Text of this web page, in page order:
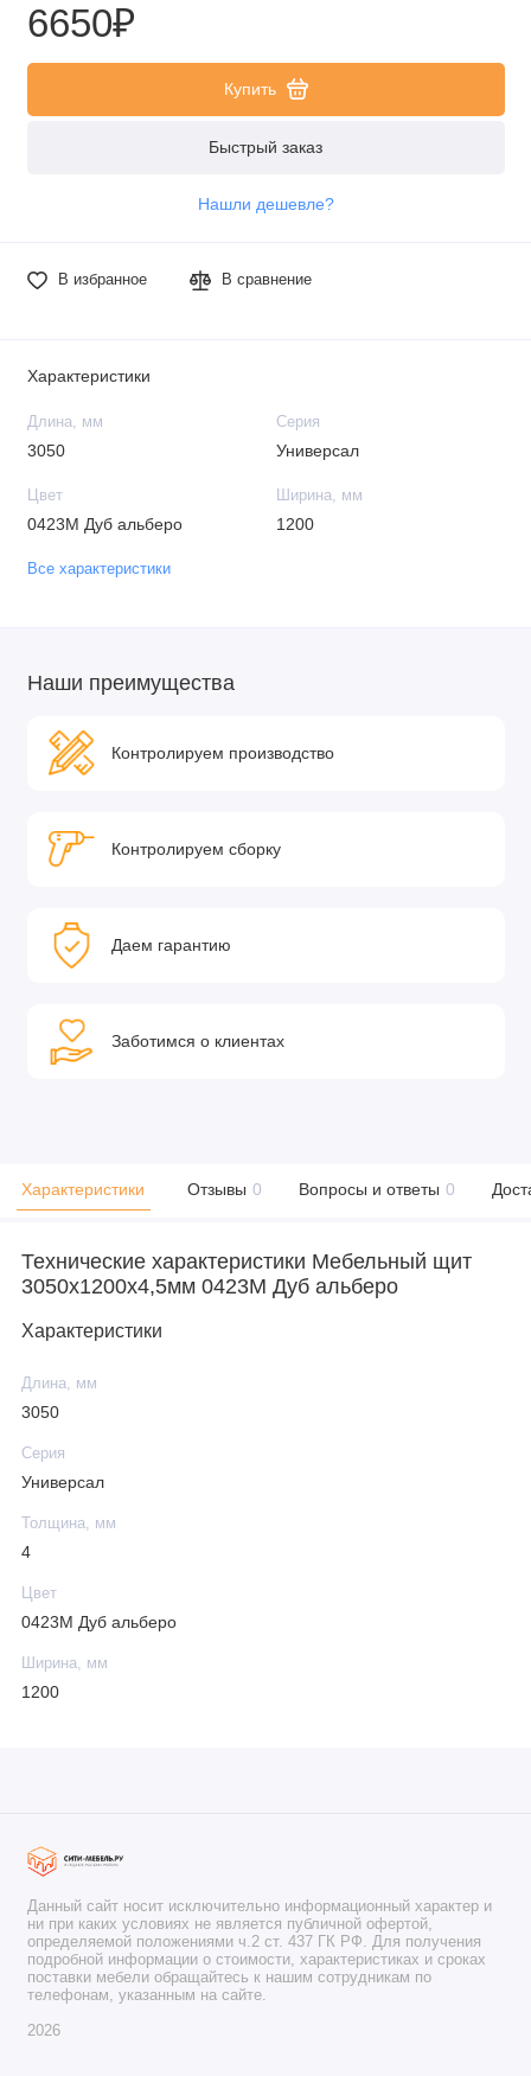
6650₽
Купить
Быстрый заказ
Нашли дешевле?
В избранное В сравнение
Характеристики
Длина, мм
3050
Серия
Универсал
Цвет
0423М Дуб альберо
Ширина, мм
1200
Все характеристики
Наши преимущества
Контролируем производство
Контролируем сборку
Даем гарантию
Заботимся о клиентах
Характеристики Отзывы 0 Вопросы и ответы 0
Технические характеристики Мебельный щит
3050х1200х4,5мм 0423М Дуб альберо
Характеристики
Длина, мм
3050
Серия
Универсал
Толщина, мм
4
Цвет
0423М Дуб альберо
Ширина, мм
1200
Данный сайт носит исключительно информационный характер и
ни при каких условиях не является публичной офертой,
определяемой положениями ч.2 ст. 437 ГК РФ. Для получения
подробной информации о стоимости, характеристиках и сроках
поставки мебели обращайтесь к нашим сотрудникам по
телефонам, указанным на сайте.
2026